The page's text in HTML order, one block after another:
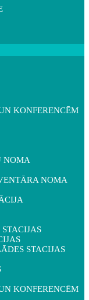
KONFERENCĒM
NOMA
NOMA
STACIJAS
KONFERENCĒM